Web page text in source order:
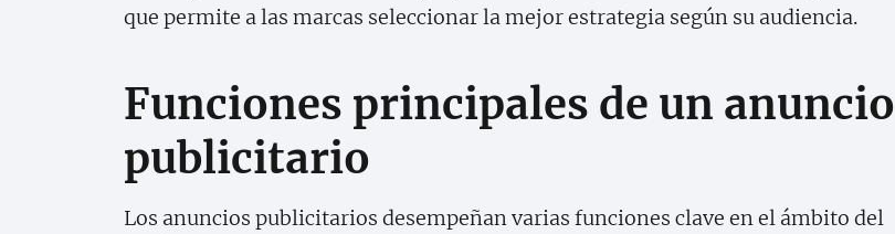
que permite a las marcas seleccionar la mejor estrategia según su audiencia.
Funciones principales de un anuncio
publicitario
Los anuncios publicitarios desempeñan varias funciones clave en el ámbito del